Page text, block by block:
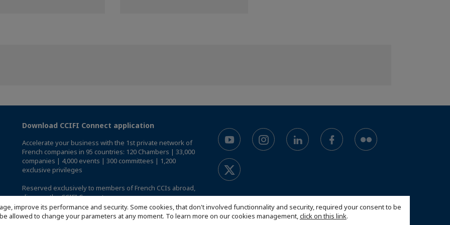
improve its performance and security. Some cookies, that don't involved functionnality and security, required your consent to be
allowed to change your parameters at any moment. To learn more on our cookies management,click on this link.
Download CCIFI Connect application
Accelerate your business with the 1st private network of
French companies in 95 countries: 120 Chambers | 33,000
companies | 4,000 events | 300 committees | 1,200
exclusive privileges
Reserved exclusively to members of French CCIs abroad,
discover the CCIFI Connect app.